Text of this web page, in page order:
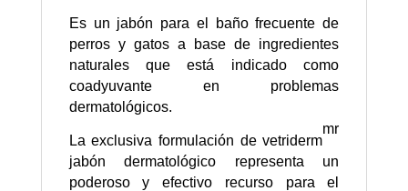
Es un jabón para el baño frecuente de
perros y gatos a base de ingredientes
naturales que está indicado como
coadyuvante en problemas
dermatológicos.
La exclusiva formulación de vetriderm
mr
jabón dermatológico representa un
poderoso y efectivo recurso para el